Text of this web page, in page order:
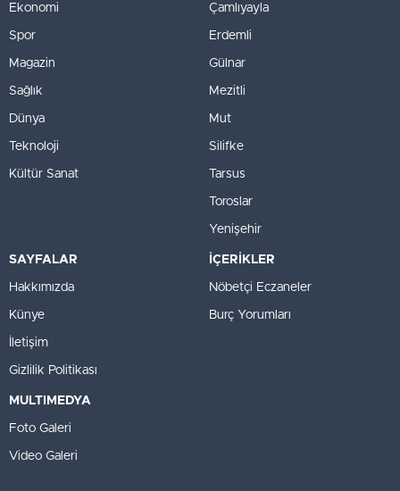
Ekonomi
Spor
Magazin
Sağlık
Dünya
Teknoloji
Kültür Sanat
Çamlıyayla
Erdemli
Gülnar
Mezitli
Mut
Silifke
Tarsus
Toroslar
Yenişehir
SAYFALAR
Hakkımızda
Künye
İletişim
Gizlilik Politikası
İÇERİKLER
Nöbetçi Eczaneler
Burç Yorumları
MULTIMEDYA
Foto Galeri
Video Galeri